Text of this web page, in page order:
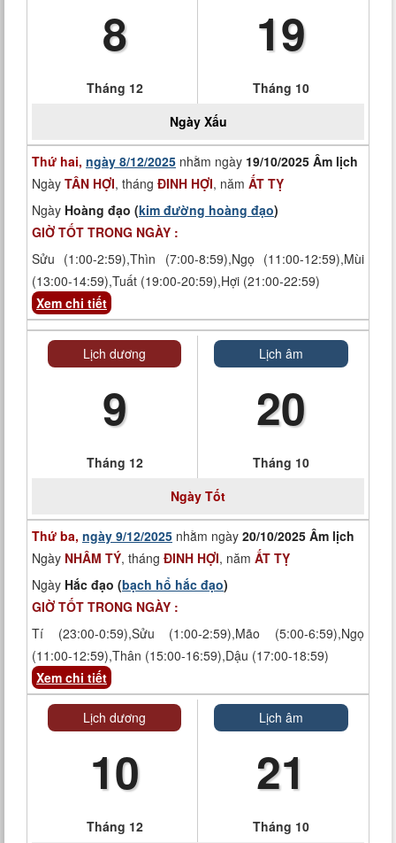
8
Tháng 12
19
Tháng 10
Ngày Xấu
Thứ hai, ngày 8/12/2025 nhằm ngày 19/10/2025 Âm lịch
Ngày TÂN HỢI, tháng ĐINH HỢI, năm ẤT TỴ
Ngày Hoàng đạo (kim đường hoàng đạo)
GIỜ TỐT TRONG NGÀY :
Sửu (1:00-2:59),Thìn (7:00-8:59),Ngọ (11:00-12:59),Mùi
(13:00-14:59),Tuất (19:00-20:59),Hợi (21:00-22:59)
Xem chi tiết
Lịch dương
9
Tháng 12
Lịch âm
20
Tháng 10
Ngày Tốt
Thứ ba, ngày 9/12/2025 nhằm ngày 20/10/2025 Âm lịch
Ngày NHÂM TÝ, tháng ĐINH HỢI, năm ẤT TỴ
Ngày Hắc đạo (bạch hổ hắc đạo)
GIỜ TỐT TRONG NGÀY :
Tí (23:00-0:59),Sửu (1:00-2:59),Mão (5:00-6:59),Ngọ
(11:00-12:59),Thân (15:00-16:59),Dậu (17:00-18:59)
Xem chi tiết
Lịch dương
10
Tháng 12
Lịch âm
21
Tháng 10